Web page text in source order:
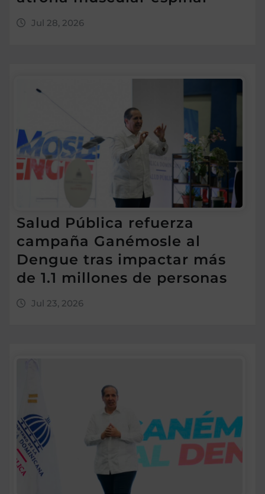
Jul 28, 2026
Salud Pública refuerza
campaña Ganémosle al
Dengue tras impactar más
de 1.1 millones de personas
Jul 23, 2026